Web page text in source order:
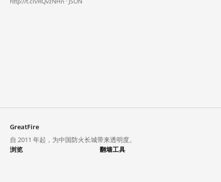
GreatFire
自 2011 年起，为中国防火长城带来透明度。
浏览
翻墙工具